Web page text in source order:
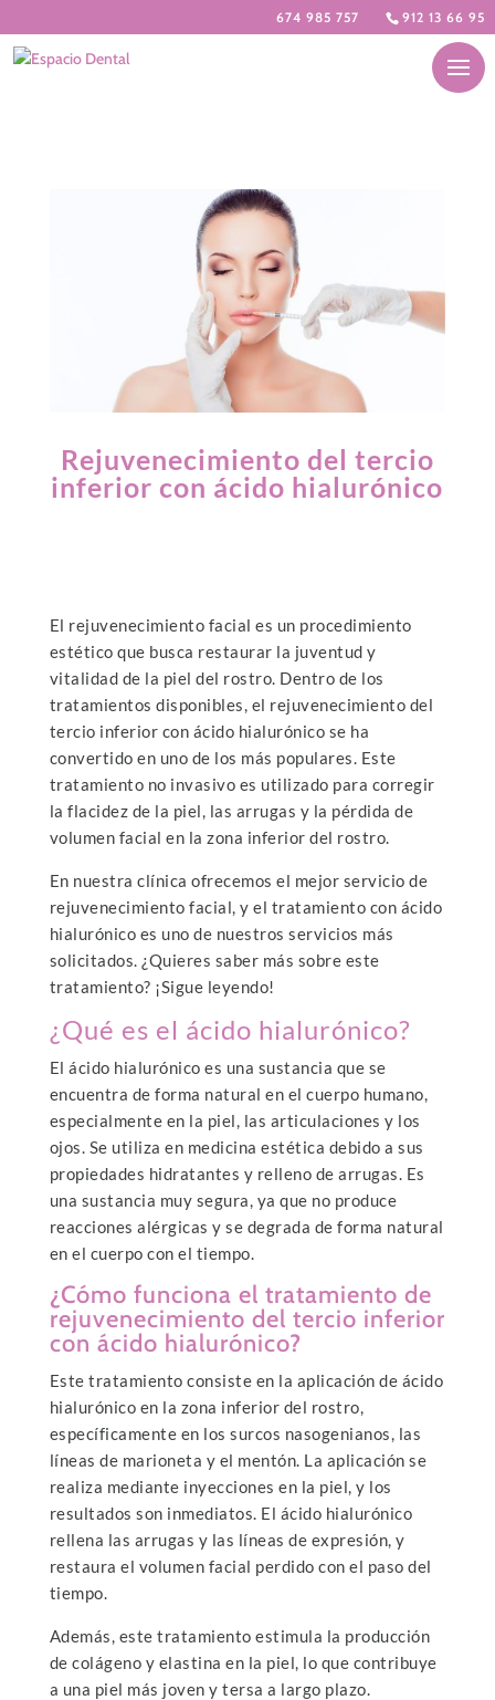
674 985 757 912 13 66 95
Rejuvenecimiento del tercio
inferior con ácido hialurónico
El rejuvenecimiento facial es un procedimiento
estético que busca restaurar la juventud y
vitalidad de la piel del rostro. Dentro de los
tratamientos disponibles, el rejuvenecimiento del
tercio inferior con ácido hialurónico se ha
convertido en uno de los más populares. Este
tratamiento no invasivo es utilizado para corregir
la flacidez de la piel, las arrugas y la pérdida de
volumen facial en la zona inferior del rostro.
En nuestra clínica ofrecemos el mejor servicio de
rejuvenecimiento facial, y el tratamiento con ácido
hialurónico es uno de nuestros servicios más
solicitados. ¿Quieres saber más sobre este
tratamiento? ¡Sigue leyendo!
¿Qué es el ácido hialurónico?
El ácido hialurónico es una sustancia que se
encuentra de forma natural en el cuerpo humano,
especialmente en la piel, las articulaciones y los
ojos. Se utiliza en medicina estética debido a sus
propiedades hidratantes y relleno de arrugas. Es
una sustancia muy segura, ya que no produce
reacciones alérgicas y se degrada de forma natural
en el cuerpo con el tiempo.
¿Cómo funciona el tratamiento de
rejuvenecimiento del tercio inferior
con ácido hialurónico?
Este tratamiento consiste en la aplicación de ácido
hialurónico en la zona inferior del rostro,
específicamente en los surcos nasogenianos, las
líneas de marioneta y el mentón. La aplicación se
realiza mediante inyecciones en la piel, y los
resultados son inmediatos. El ácido hialurónico
rellena las arrugas y las líneas de expresión, y
restaura el volumen facial perdido con el paso del
tiempo.
Además, este tratamiento estimula la producción
de colágeno y elastina en la piel, lo que contribuye
a una piel más joven y tersa a largo plazo.